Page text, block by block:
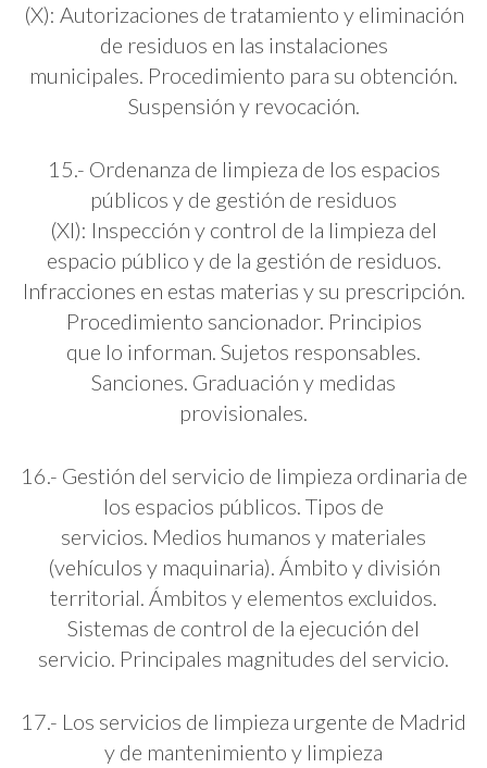
(X): Autorizaciones de tratamiento y eliminación
de residuos en las instalaciones
municipales. Procedimiento para su obtención.
Suspensión y revocación.
15.- Ordenanza de limpieza de los espacios
públicos y de gestión de residuos
(XI): Inspección y control de la limpieza del
espacio público y de la gestión de residuos.
Infracciones en estas materias y su prescripción.
Procedimiento sancionador. Principios
que lo informan. Sujetos responsables.
Sanciones. Graduación y medidas
provisionales.
16.- Gestión del servicio de limpieza ordinaria de
los espacios públicos. Tipos de
servicios. Medios humanos y materiales
(vehículos y maquinaria). Ámbito y división
territorial. Ámbitos y elementos excluidos.
Sistemas de control de la ejecución del
servicio. Principales magnitudes del servicio.
17.- Los servicios de limpieza urgente de Madrid
y de mantenimiento y limpieza